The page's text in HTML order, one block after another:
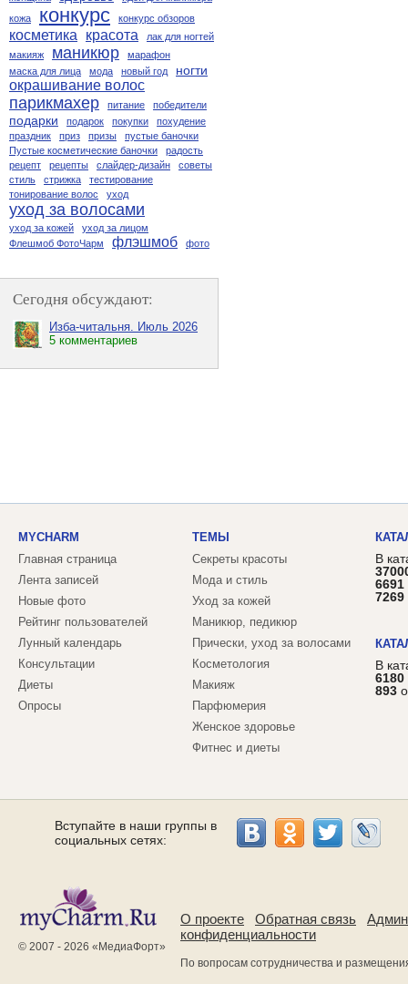
кожа
конкурс конкурс обзоров
косметика красота
лак для ногтей
макияж
маникюр
марафон
маска для лица
мода новый год ногти
окрашивание волос
парикмахер питание победители
подарки подарок покупки
похудение
праздник
приз призы
пустые баночки
Пустые косметические баночки
радость
рецепт
рецепты слайдер-дизайн
советы
стиль
стрижка
тестирование
тонирование волос
уход
уход за волосами
уход за кожей
уход за лицом
Флешмоб ФотоЧарм
флэшмоб фото
Сегодня обсуждают:
Изба-читальня. Июль 2026
5 комментариев
MYCHARM
Главная страница
Лента записей
Новые фото
Рейтинг пользователей
Лунный календарь
Консультации
Диеты
Опросы
ТЕМЫ
Секреты красоты
Мода и стиль
Уход за кожей
Маникюр, педикюр
Прически, уход за волосами
Косметология
Макияж
Парфюмерия
Женское здоровье
Фитнес и диеты
В
6691
7269
В
6180
893
Вступайте в наши группы в
социальных сетях:
© 2007 - 2026 « МедиаФорт»
О проекте Обратная связь
конфиденциальности
По вопросам сотрудничества и